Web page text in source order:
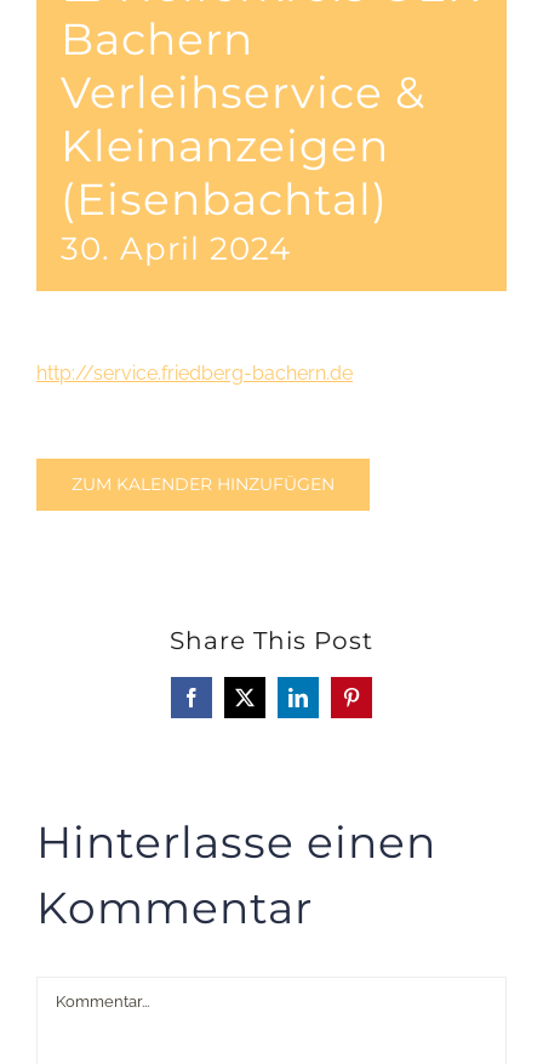
Bachern
Verleihservice &
Kleinanzeigen
(Eisenbachtal)
30. April 2024
http://service.friedberg-bachern.de
ZUM KALENDER HINZUFÜGEN
Share This Post
Facebook
X LinkedInPinterest
Hinterlasse einen
Kommentar
Kommentar